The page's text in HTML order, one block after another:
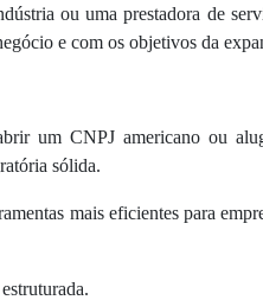
ou uma prestadora de
e com os objetivos da
um CNPJ americano ou
sólida.
mais eficientes para